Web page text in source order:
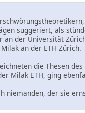
suggeriert, als
an der Universität
an der ETH Zürich.
die Thesen
Milak ETH, ging
niemanden, der sie